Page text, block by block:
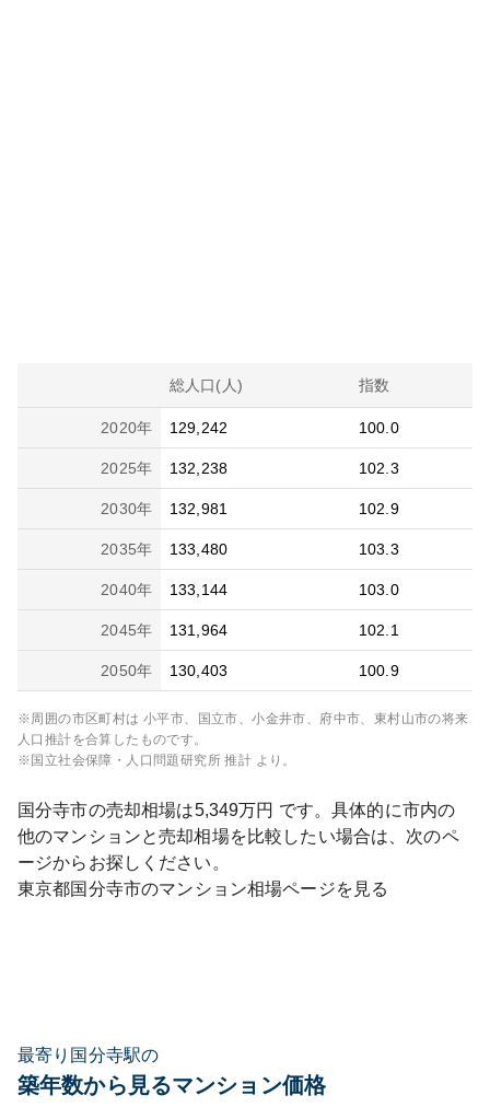
総人口(人) 指数
2020年 129,242 100.0
2025年 132,238 102.3
2030年 132,981 102.9
2035年 133,480 103.3
2040年 133,144 103.0
2045年 131,964 102.1
2050年 130,403 100.9
※周囲の市区町村は 小平市、国立市、小金井市、府中市、東村山市の将来
人口推計を合算したものです。
※国立社会保障・人口問題研究所 推計 より。
国分寺市の売却相場は5,349万円 です。具体的に市内の
他のマンションと売却相場を比較したい場合は、次のペ
ージからお探しください。
東京都国分寺市のマンション相場ページを見る
最寄り国分寺駅の
築年数から見るマンション価格